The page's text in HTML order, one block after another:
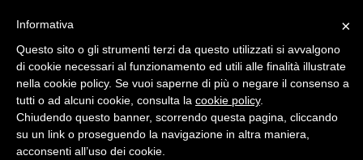
TREND
CASE HISTORY
OPINIONI
×
Informativa
Questo sito o gli strumenti terzi da questo utilizzati si avvalgono
di cookie necessari al funzionamento ed utili alle finalità illustrate
nella cookie policy. Se vuoi saperne di più o negare il consenso a
tutti o ad alcuni cookie, consulta la cookie policy.
Chiudendo questo banner, scorrendo questa pagina, cliccando
su un link o proseguendo la navigazione in altra maniera,
acconsenti all’uso dei cookie.